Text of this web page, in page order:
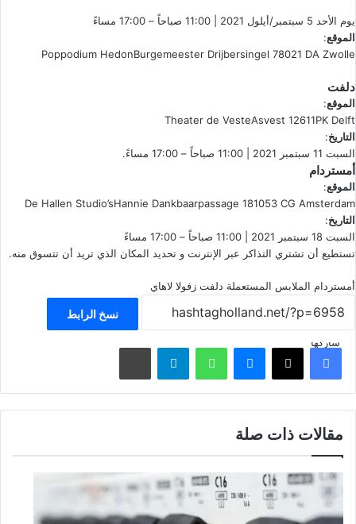
يوم الأحد 5 سبتمبر/أيلول 2021 | 11:00 صباحاً – 17:00 مساءً
الموقع:
Poppodium HedonBurgemeester Drijbersingel 78021 DA Zwolle
دلفت
الموقع:
Theater de VesteAsvest 12611PK Delft
التاريخ:
السبت 11 سبتمبر 2021 | 11:00 صباحاً – 17:00 مساءً.
أمستردام
الموقع:
De Hallen Studio’sHannie Dankbaarpassage 181053 CG Amsterdam
التاريخ:
السبت 18 سبتمبر 2021 | 11:00 صباحاً – 17:00 مساءً
تستطيع أن تشتري التذاكر عبر الإنترنت و تحديد المكان الذي تريد أن تتسوق منه.
أمستردام الملابس المستعملة دلفت زفولا لاهاي
نسخ الرابط
شاركهافيسبوك ‫X ماسنجر واتساب تيلقرام مشاركة عبر البريد
مقالات ذات صلة